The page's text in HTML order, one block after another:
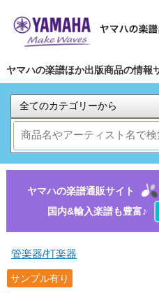
ヤマハの楽譜ほか出版商品の情報
ヤマハの楽譜通販サイト
国内&輸入楽譜も豊富♪
管楽器/打楽器
サンプル有り